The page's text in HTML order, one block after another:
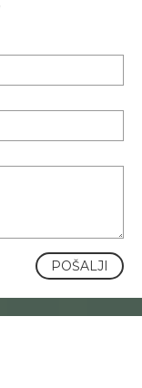
POŠALJI